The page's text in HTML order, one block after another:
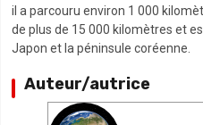
il a parcouru environ 1 000
de plus de 15 000 kilomètres et
Japon et la péninsule coréenne.
Auteur/autrice